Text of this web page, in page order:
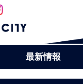
最新情報